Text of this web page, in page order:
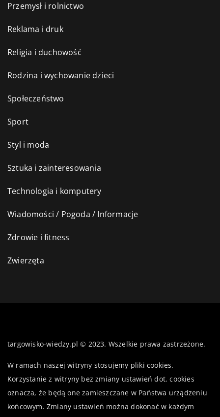
Przemysł i rolnictwo
Reklama i druk
Religia i duchowość
Rodzina i wychowanie dzieci
Społeczeństwo
Sport
Styl i moda
Sztuka i zainteresowania
Technologia i komputery
Wiadomości / Pogoda / Informacje
Zdrowie i fitness
Zwierzęta
targowisko-wiedzy.pl © 2023. Wszelkie prawa zastrzeżone.
W ramach naszej witryny stosujemy pliki cookies.
Korzystanie z witryny bez zmiany ustawień dot. cookies
oznacza, że będą one zamieszczane w Państwa urządzeniu
końcowym. Zmiany ustawień można dokonać w każdym